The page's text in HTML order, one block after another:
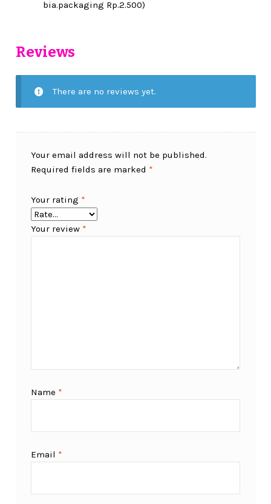
bia.packaging Rp.2.500)
Reviews
There are no reviews yet.
Your email address will not be published.
Required fields are marked *
Your rating *
Your review *
Name *
Email *